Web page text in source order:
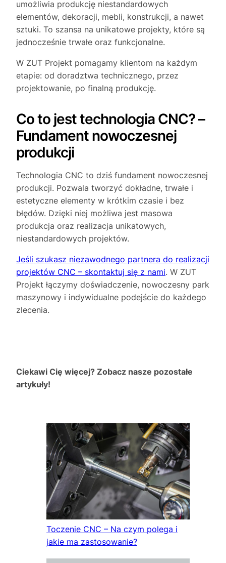
umożliwia produkcję niestandardowych
elementów, dekoracji, mebli, konstrukcji, a nawet
sztuki. To szansa na unikatowe projekty, które są
jednocześnie trwałe oraz funkcjonalne.
W ZUT Projekt pomagamy klientom na każdym
etapie: od doradztwa technicznego, przez
projektowanie, po finalną produkcję.
Co to jest technologia CNC? –
Fundament nowoczesnej
produkcji
Technologia CNC to dziś fundament nowoczesnej
produkcji. Pozwala tworzyć dokładne, trwałe i
estetyczne elementy w krótkim czasie i bez
błędów. Dzięki niej możliwa jest masowa
produkcja oraz realizacja unikatowych,
niestandardowych projektów.
Jeśli szukasz niezawodnego partnera do realizacji
projektów CNC – skontaktuj się z nami. W ZUT
Projekt łączymy doświadczenie, nowoczesny park
maszynowy i indywidualne podejście do każdego
zlecenia.
Ciekawi Cię więcej? Zobacz nasze pozostałe
artykuły!
Toczenie CNC – Na czym polega i
jakie ma zastosowanie?